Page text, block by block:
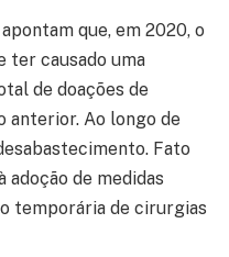
que, em 2020, o
ter causado uma
de doações de
anterior. Ao longo de
Fato
de medidas
temporária de cirurgias